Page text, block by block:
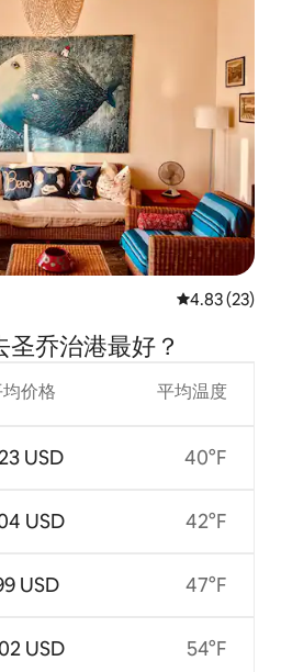
平均评分
4.83 (23)
圣乔治港最好？
价格
USD
USD
USD
USD
平均温度
40°F
42°F
47°F
54°F